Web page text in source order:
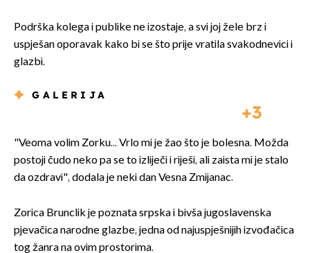
Podrška kolega i publike ne izostaje, a svi joj žele brz i
uspješan oporavak kako bi se što prije vratila svakodnevici i
glazbi.
GALERIJA
3
"Veoma volim Zorku... Vrlo mi je žao što je bolesna. Možda
postoji čudo neko pa se to izliječi i riješi, ali zaista mi je stalo
da ozdravi", dodala je neki dan Vesna Zmijanac.
Zorica Brunclik je poznata srpska i bivša jugoslavenska
pjevačica narodne glazbe, jedna od najuspješnijih izvođačica
tog žanra na ovim prostorima.